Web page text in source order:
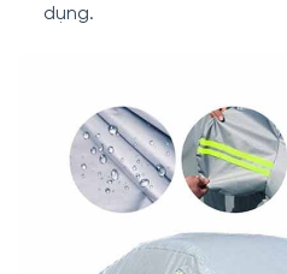
dụng.